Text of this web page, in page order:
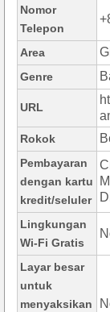
Nomor
Telepon
Area
Genre
URL
Rokok
Pembayaran
dengan kartu
kredit/seluler
Lingkungan
Wi-Fi Gratis
Layar besar
untuk
menyaksikan